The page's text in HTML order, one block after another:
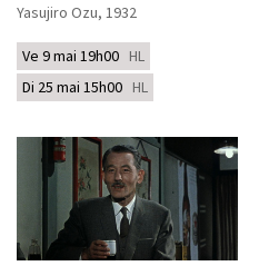
Yasujiro Ozu, 1932
Ve 9 mai 19h00 HL
Di 25 mai 15h00 HL